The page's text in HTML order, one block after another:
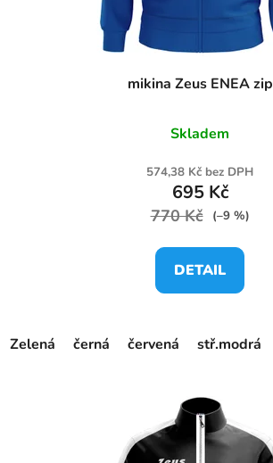
mikina Zeus ENEA zip
Skladem
574,38 Kč bez DPH
695 Kč
770 Kč (–9 %)
DETAIL
Zelená černá červená stř.modrá